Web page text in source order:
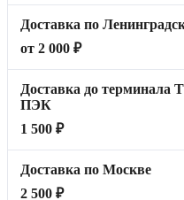
Доставка по
от 2 000 ₽
Доставка до
ПЭК
1 500 ₽
Доставка по Москве
2 500 ₽